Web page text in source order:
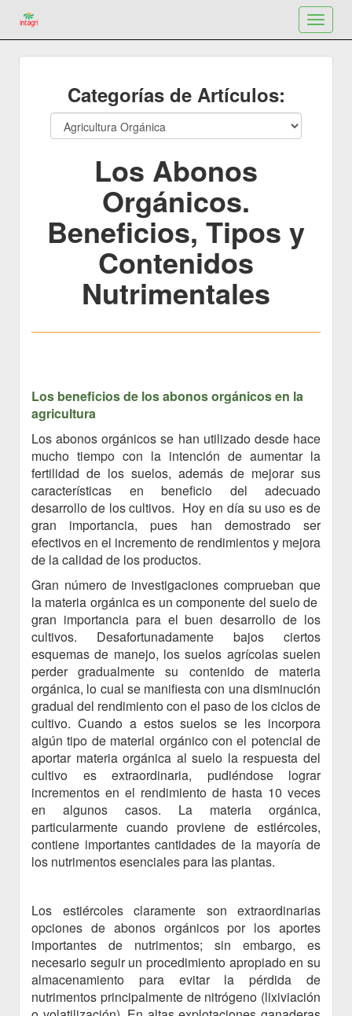
Toggle
Categorías de Artículos:
Los Abonos
Orgánicos.
Beneficios, Tipos y
Contenidos
Nutrimentales
Los beneficios de los abonos orgánicos en la
agricultura
Los abonos orgánicos se han utilizado desde hace
mucho tiempo con la intención de aumentar la
fertilidad de los suelos, además de mejorar sus
características en beneficio del adecuado
desarrollo de los cultivos. Hoy en día su uso es de
gran importancia, pues han demostrado ser
efectivos en el incremento de rendimientos y mejora
de la calidad de los productos.
Gran número de investigaciones comprueban que
la materia orgánica es un componente del suelo de
gran importancia para el buen desarrollo de los
cultivos. Desafortunadamente bajos ciertos
esquemas de manejo, los suelos agrícolas suelen
perder gradualmente su contenido de materia
orgánica, lo cual se manifiesta con una disminución
gradual del rendimiento con el paso de los ciclos de
cultivo. Cuando a estos suelos se les incorpora
algún tipo de material orgánico con el potencial de
aportar materia orgánica al suelo la respuesta del
cultivo es extraordinaria, pudiéndose lograr
incrementos en el rendimiento de hasta 10 veces
en algunos casos. La materia orgánica,
particularmente cuando proviene de estiércoles,
contiene importantes cantidades de la mayoría de
los nutrimentos esenciales para las plantas.
Los estiércoles claramente son extraordinarias
opciones de abonos orgánicos por los aportes
importantes de nutrimentos; sin embargo, es
necesario seguir un procedimiento apropiado en su
almacenamiento para evitar la pérdida de
nutrimentos principalmente de nitrógeno (lixiviación